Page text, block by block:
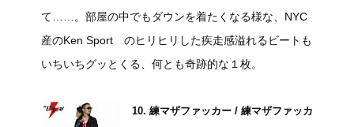
て……。部屋の中でもダウンを着たくなる様な、NYC
産のKen Sport のヒリヒリした疾走感溢れるビートも
いちいちグッとくる、何とも奇跡的な１枚。
10. 練マザファッカー / 練マザファッカ